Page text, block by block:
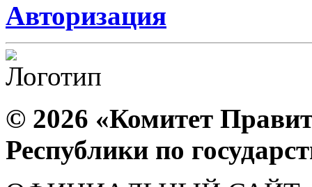
Авторизация
© 2026 «Комитет
Республики по